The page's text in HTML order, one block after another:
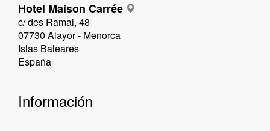
Hotel Maison Carrée
c/ des Ramal, 48
07730 Alayor - Menorca
Islas Baleares
España
Información